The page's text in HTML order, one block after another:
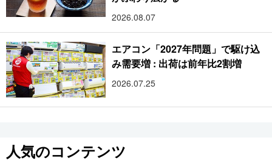
2026.08.07
エアコン「2027年問題」で駆け込
み需要増 : 出荷は前年比2割増
2026.07.25
人気のコンテンツ